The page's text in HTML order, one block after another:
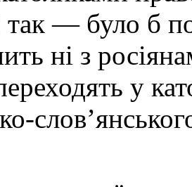
так — було б
ні з
у